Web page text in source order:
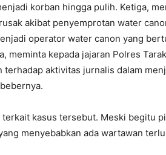
korban hingga pulih. Ketiga,
akibat penyemprotan water
operator water canon yang
meminta kepada jajaran Polres
aktivitas jurnalis dalam
kasus tersebut. Meski begitu
menyebabkan ada wartawan